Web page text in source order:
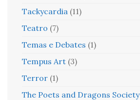
Tackycardia (11)
Teatro (7)
Temas e Debates (1)
Tempus Art (3)
Terror (1)
The Poets and Dragons Society